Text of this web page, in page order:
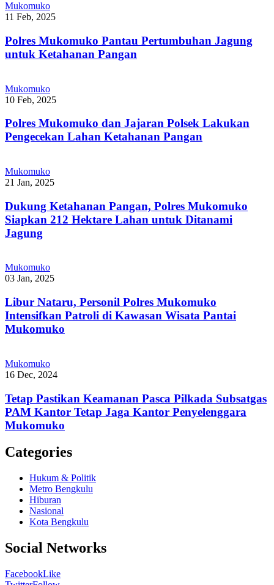
Mukomuko
11 Feb, 2025
Polres Mukomuko Pantau Pertumbuhan Jagung
untuk Ketahanan Pangan
Mukomuko
10 Feb, 2025
Polres Mukomuko dan Jajaran Polsek Lakukan
Pengecekan Lahan Ketahanan Pangan
Mukomuko
21 Jan, 2025
Dukung Ketahanan Pangan, Polres Mukomuko
Siapkan 212 Hektare Lahan untuk Ditanami
Jagung
Mukomuko
03 Jan, 2025
Libur Nataru, Personil Polres Mukomuko
Intensifkan Patroli di Kawasan Wisata Pantai
Mukomuko
Mukomuko
16 Dec, 2024
Tetap Pastikan Keamanan Pasca Pilkada Subsatgas
PAM Kantor Tetap Jaga Kantor Penyelenggara
Mukomuko
Categories
Hukum & Politik
Metro Bengkulu
Hiburan
Nasional
Kota Bengkulu
Social Networks
FacebookLike